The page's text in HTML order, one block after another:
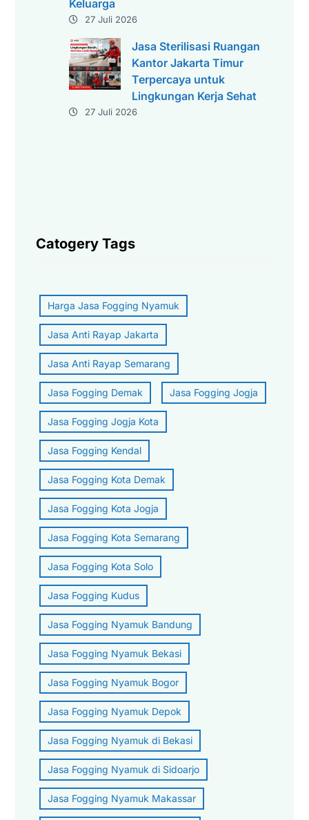
Keluarga
27 Juli 2026
Jasa Sterilisasi Ruangan
Kantor Jakarta Timur
Terpercaya untuk
Lingkungan Kerja Sehat
27 Juli 2026
Catogery Tags
Harga Jasa Fogging Nyamuk
Jasa Anti Rayap Jakarta
Jasa Anti Rayap Semarang
Jasa Fogging Demak Jasa Fogging Jogja
Jasa Fogging Jogja Kota
Jasa Fogging Kendal
Jasa Fogging Kota Demak
Jasa Fogging Kota Jogja
Jasa Fogging Kota Semarang
Jasa Fogging Kota Solo
Jasa Fogging Kudus
Jasa Fogging Nyamuk Bandung
Jasa Fogging Nyamuk Bekasi
Jasa Fogging Nyamuk Bogor
Jasa Fogging Nyamuk Depok
Jasa Fogging Nyamuk di Bekasi
Jasa Fogging Nyamuk di Sidoarjo
Jasa Fogging Nyamuk Makassar